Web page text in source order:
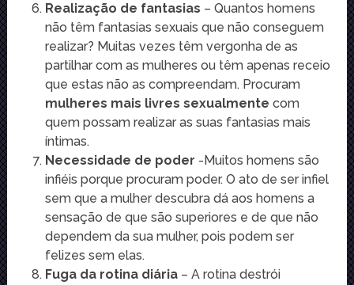
Realização de fantasias – Quantos homens
não têm fantasias sexuais que não conseguem
realizar? Muitas vezes têm vergonha de as
partilhar com as mulheres ou têm apenas receio
que estas não as compreendam. Procuram
mulheres mais livres sexualmente com
quem possam realizar as suas fantasias mais
íntimas.
Necessidade de poder -Muitos homens são
infiéis porque procuram poder. O ato de ser infiel
sem que a mulher descubra dá aos homens a
sensação de que são superiores e de que não
dependem da sua mulher, pois podem ser
felizes sem elas.
Fuga da rotina diária – A rotina destrói